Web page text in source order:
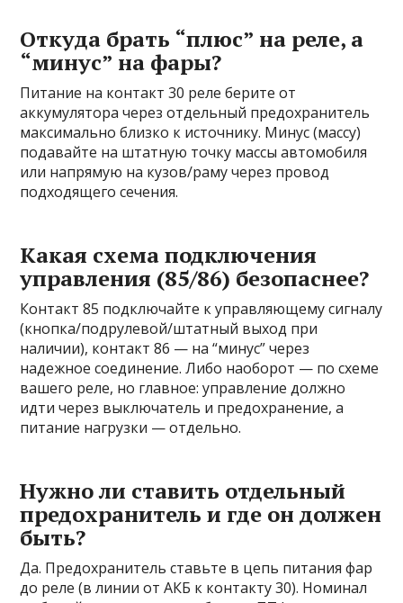
Откуда брать “плюс” на реле, а
“минус” на фары?
Питание на контакт 30 реле берите от
аккумулятора через отдельный предохранитель
максимально близко к источнику. Минус (массу)
подавайте на штатную точку массы автомобиля
или напрямую на кузов/раму через провод
подходящего сечения.
Какая схема подключения
управления (85/86) безопаснее?
Контакт 85 подключайте к управляющему сигналу
(кнопка/подрулевой/штатный выход при
наличии), контакт 86 — на “минус” через
надежное соединение. Либо наоборот — по схеме
вашего реле, но главное: управление должно
идти через выключатель и предохранение, а
питание нагрузки — отдельно.
Нужно ли ставить отдельный
предохранитель и где он должен
быть?
Да. Предохранитель ставьте в цепь питания фар
до реле (в линии от АКБ к контакту 30). Номинал